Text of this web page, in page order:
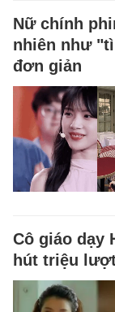
Nữ chính
nhiên như
đơn giản
Cô giáo dạy
hút triệu